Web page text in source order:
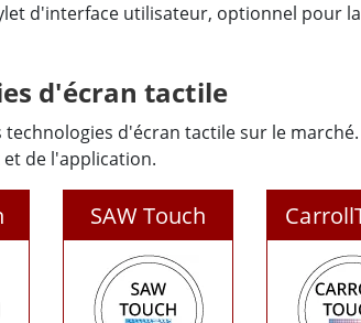
d'interface utilisateur, optionnel pour
d'écran tactile
technologies d'écran tactile sur le
de l'application.
SAW Touch